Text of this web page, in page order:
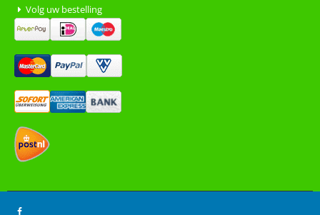
Volg uw bestelling